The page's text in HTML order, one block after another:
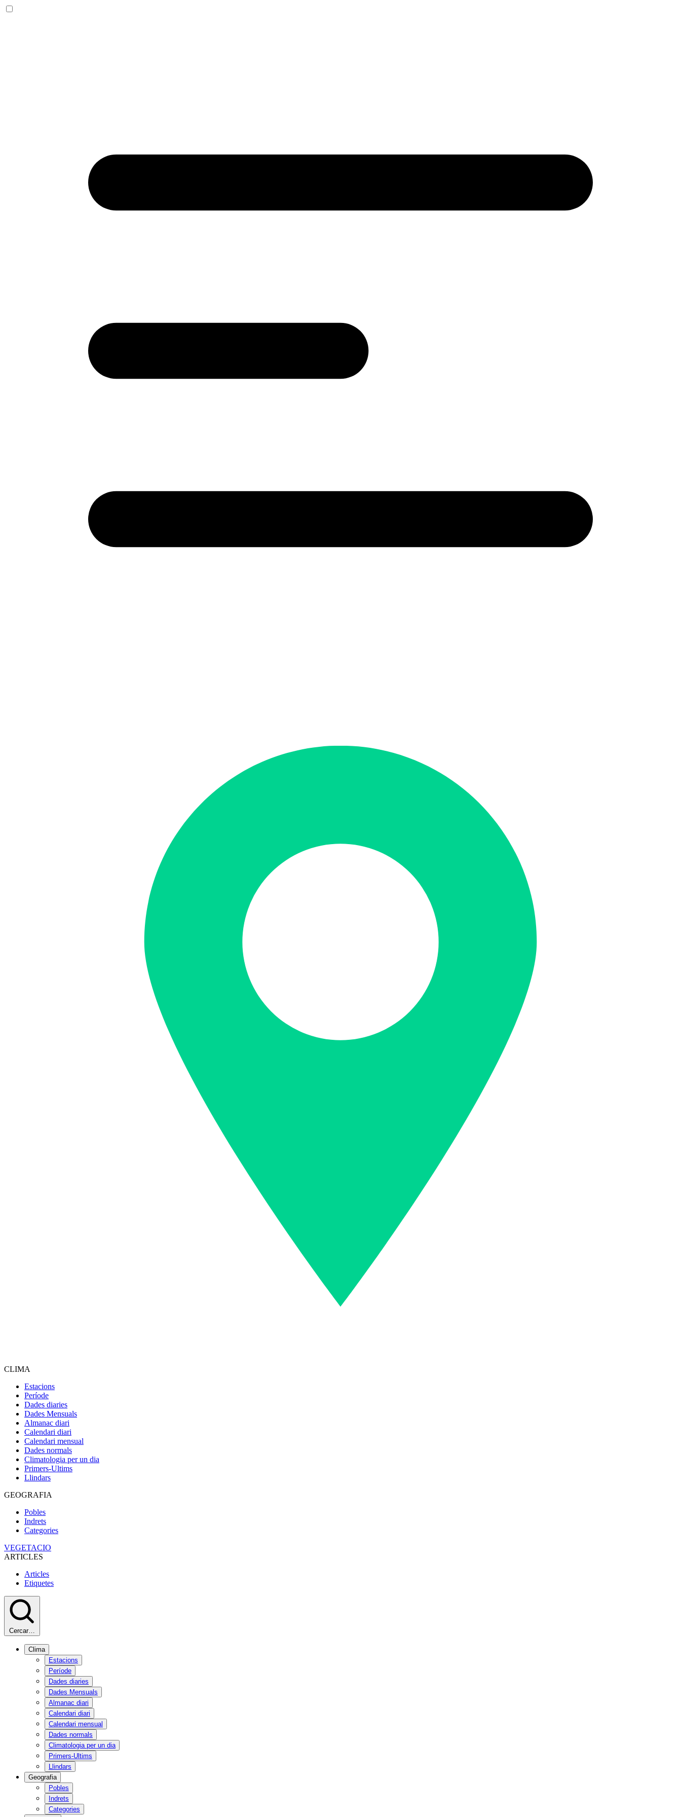
CLIMA
Estacions
Període
Dades diaries
Dades Mensuals
Almanac diari
Calendari diari
Calendari mensual
Dades normals
Climatologia per un dia
Primers-Ultims
Llindars
GEOGRAFIA
Pobles
Indrets
Categories
VEGETACIO
ARTICLES
Articles
Etiquetes
Cercar…
Clima
Estacions
Període
Dades diaries
Dades Mensuals
Almanac diari
Calendari diari
Calendari mensual
Dades normals
Climatologia per un dia
Primers-Ultims
Llindars
Geografia
Pobles
Indrets
Categories